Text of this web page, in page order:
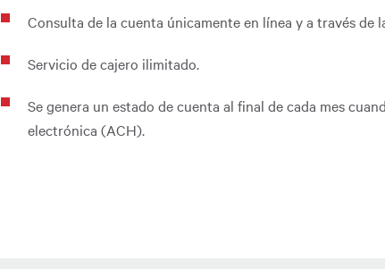
Consulta de la cuenta únicamente en línea y a través de
Servicio de cajero ilimitado.
Se genera un estado de cuenta al final de cada mes
electrónica (ACH).